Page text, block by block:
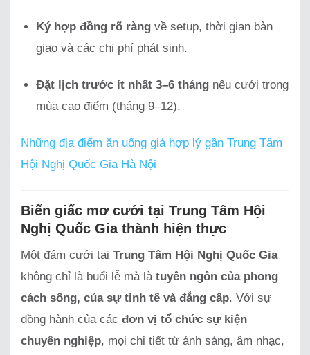
Ký hợp đồng rõ ràng về setup, thời gian bàn
giao và các chi phí phát sinh.
Đặt lịch trước ít nhất 3–6 tháng nếu cưới trong
mùa cao điểm (tháng 9–12).
Những địa điểm ăn uống giá hợp lý gần Trung Tâm
Hội Nghị Quốc Gia Hà Nội
Biến giấc mơ cưới tại Trung Tâm Hội
Nghị Quốc Gia thành hiện thực
Một đám cưới tại Trung Tâm Hội Nghị Quốc Gia
không chỉ là buổi lễ mà là tuyên ngôn của phong
cách sống, của sự tinh tế và đẳng cấp. Với sự
đồng hành của các đơn vị tổ chức sự kiện
chuyên nghiệp, mọi chi tiết từ ánh sáng, âm nhạc,